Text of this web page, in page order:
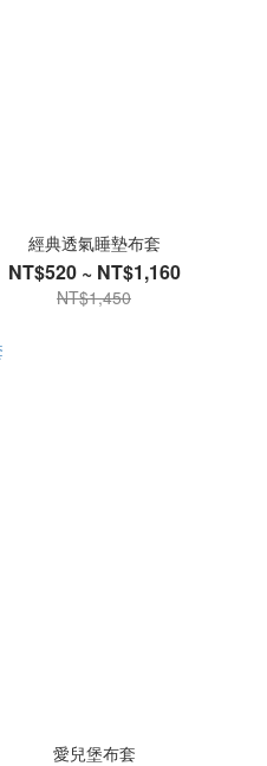
經典透氣睡墊布套
NT$520 ~ NT$1,160
NT$1,450
愛兒堡布套